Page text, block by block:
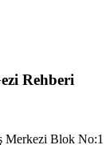
Rehberi
Merkezi Blok No:1